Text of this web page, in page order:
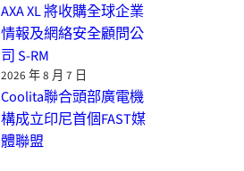
AXA XL 將收購全球企業
情報及網絡安全顧問公
司 S-RM
2026 年 8 月 7 日
Coolita聯合頭部廣電機
構成立印尼首個FAST媒
體聯盟